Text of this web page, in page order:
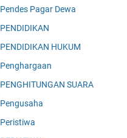
Pendes Pagar Dewa
PENDIDIKAN
PENDIDIKAN HUKUM
Penghargaan
PENGHITUNGAN SUARA
Pengusaha
Peristiwa